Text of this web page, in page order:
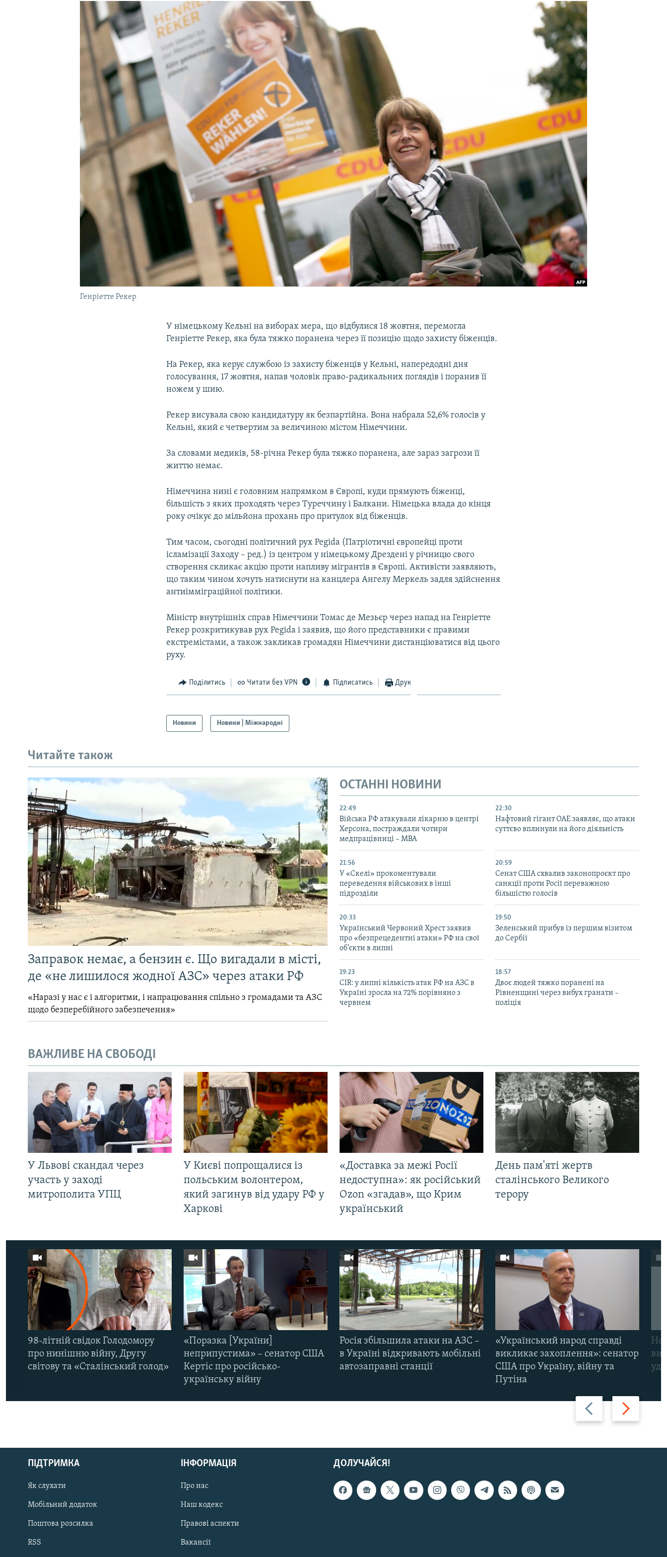
РУС
ДОЛУЧАЙСЯ!
Генріетте Рекер
У німецькому Кельні на виборах мера, що відбулися 18 жовтня, перемогла
Генріетте Рекер, яка була тяжко поранена через її позицію щодо захисту біженців.
На Рекер, яка керує службою із захисту біженців у Кельні, напередодні дня
голосування, 17 жовтня, напав чоловік право-радикальних поглядів і поранив її
ножем у шию.
Рекер висувала свою кандидатуру як безпартійна. Вона набрала 52,6% голосів у
Кельні, який є четвертим за величиною містом Німеччини.
За словами медиків, 58-річна Рекер була тяжко поранена, але зараз загрози її
життю немає.
Німеччина нині є головним напрямком в Європі, куди прямують біженці,
більшість з яких проходять через Туреччину і Балкани. Німецька влада до кінця
року очікує до мільйона прохань про притулок від біженців.
Тим часом, сьогодні політичний рух Pegida (Патріотичні європейці проти
ісламізації Заходу – ред.) із центром у німецькому Дрездені у річницю свого
створення скликає акцію проти напливу мігрантів в Європі. Активісти заявляють,
що таким чином хочуть натиснути на канцлера Ангелу Меркель задля здійснення
антиімміграційної політики.
Міністр внутрішніх справ Німеччини Томас де Мезьєр через напад на Генріетте
Рекер розкритикував рух Pegida і заявив, що його представники є правими
екстремістами, а також закликав громадян Німеччини дистанціюватися від цього
руху.
Поділитись Читати без VPN Підписатись Друк
Новини Новини | Міжнародні
Читайте також
Заправок немає, а бензин є. Що вигадали в місті,
де «не лишилося жодної АЗС» через атаки РФ
«Наразі у нас є і алгоритми, і напрацювання спільно з громадами та АЗС
щодо безперебійного забезпечення»
ОСТАННІ НОВИНИ
22:49
Війська РФ атакували лікарню в центрі
Херсона, постраждали чотири
медпрацівниці – МВА
22:30
Нафтовий гігант ОАЕ заявляє, що атаки
суттєво вплинули на його діяльність
21:56
У «Скелі» прокоментували
переведення військових в інші
підрозділи
20:59
Cенат США схвалив законопроєкт про
санкції проти Росії переважною
більшістю голосів
20:33
Український Червоний Хрест заявив
про «безпрецедентні атаки» РФ на свої
об’єкти в липні
19:50
Зеленський прибув із першим візитом
до Сербії
19:23
CIR: у липні кількість атак РФ на АЗС в
Україні зросла на 72% порівняно з
червнем
18:57
Двоє людей тяжко поранені на
Рівненщині через вибух гранати –
поліція
ВАЖЛИВЕ НА СВОБОДІ
У Львові скандал через
участь у заході
митрополита УПЦ
У Києві попрощалися із
польським волонтером,
який загинув від удару РФ у
Харкові
«Доставка за межі Росії
недоступна»: як російський
Ozon «згадав», що Крим
український
День пам'яті жертв
сталінського Великого
терору
Назад Вперед
98-літній свідок Голодомору
про нинішню війну, Другу
світову та «Сталінський голод»
«Поразка [України]
неприпустима» – сенатор США
Кертіс про російсько-
українську війну
Росія збільшила атаки на АЗС –
в Україні відкривають мобільні
автозаправні станції
«Український народ справді
викликає захоплення»: сенатор
США про Україну, війну та
Путіна
ДОЛУЧАЙСЯ!
ПІДТРИМКА
Як слухати
Мобільний додаток
Поштова розсилка
RSS
ІНФОРМАЦІЯ
Про нас
Наш кодекс
Правові аспекти
Вакансії